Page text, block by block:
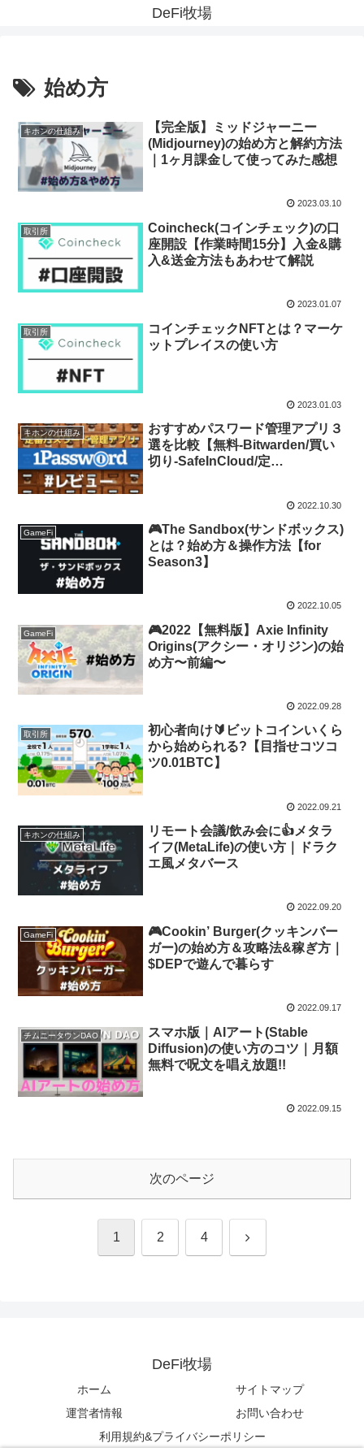
DeFi牧場
始め方
キホンの仕組み
【完全版】ミッドジャーニー
(Midjourney)の始め方と解約方法
｜1ヶ月課金して使ってみた感想
2023.03.10
取引所
Coincheck(コインチェック)の口
座開設【作業時間15分】入金&購
入&送金方法もあわせて解説
2023.01.07
取引所
コインチェックNFTとは？マーケ
ットプレイスの使い方
2023.01.03
キホンの仕組み
おすすめパスワード管理アプリ３
選を比較【無料-Bitwarden/買い
切り-SafeInCloud/定
2022.10.30
GameFi
🎮The Sandbox(サンドボックス)
とは？始め方＆操作方法【for
Season3】
2022.10.05
GameFi
🎮2022【無料版】Axie Infinity
Origins(アクシー・オリジン)の始
め方〜前編〜
2022.09.28
取引所
初心者向け🔰ビットコインいくら
から始められる?【目指せコツコ
ツ0.01BTC】
2022.09.21
キホンの仕組み
リモート会議/飲み会に👍メタラ
イフ(MetaLife)の使い方｜ドラク
エ風メタバース
2022.09.20
GameFi
🎮Cookin’ Burger(クッキンバー
ガー)の始め方＆攻略法&稼ぎ方｜
$DEPで遊んで暮らす
2022.09.17
チムニータウンDAO
スマホ版｜AIアート(Stable
Diffusion)の使い方のコツ｜月額
無料で呪文を唱え放題!!
2022.09.15
次のページ
1 2 4 次
DeFi牧場
ホーム
サイトマップ
運営者情報
お問い合わせ
利用規約&プライバシーポリシー